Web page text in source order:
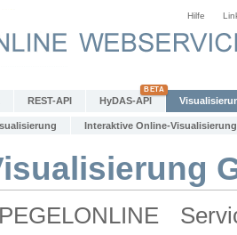
Hilfe
REST-API HyDAS-API
Interaktive Online-Visualisierung